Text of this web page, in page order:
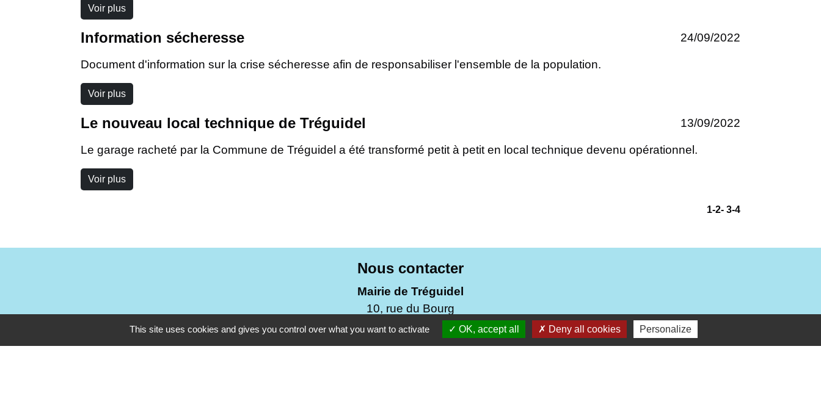
Voir plus
Information sécheresse 24/09/2022
Document d'information sur la crise sécheresse afin de responsabiliser l'ensemble de la population.
Voir plus
Le nouveau local technique de Tréguidel 13/09/2022
Le garage racheté par la Commune de Tréguidel a été transformé petit à petit en local technique devenu opérationnel.
Voir plus
1-2- 3-4
Nous contacter
Mairie de Tréguidel
10, rue du Bourg
22290 Tréguidel - FRANCE
+33 2 96 70 02 98
This site uses cookies and gives you control over what you want to activate OK, accept all Deny all cookies Personalize